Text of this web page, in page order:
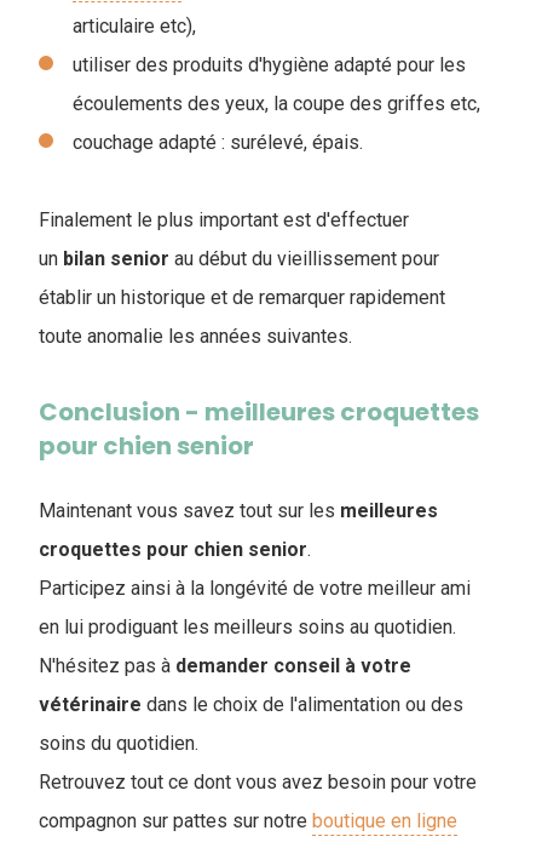
articulaire etc),
utiliser des produits d'hygiène adapté pour les
écoulements des yeux, la coupe des griffes etc,
couchage adapté : surélevé, épais.
Finalement le plus important est d'effectuer
un bilan senior au début du vieillissement pour
établir un historique et de remarquer rapidement
toute anomalie les années suivantes.
Conclusion - meilleures croquettes
pour chien senior
Maintenant vous savez tout sur les meilleures
croquettes pour chien senior.
Participez ainsi à la longévité de votre meilleur ami
en lui prodiguant les meilleurs soins au quotidien.
N'hésitez pas à demander conseil à votre
vétérinaire dans le choix de l'alimentation ou des
soins du quotidien.
Retrouvez tout ce dont vous avez besoin pour votre
compagnon sur pattes sur notre boutique en ligne